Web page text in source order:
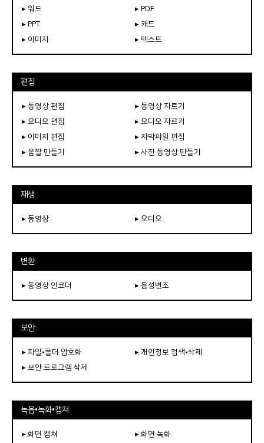
▸ 워드
▸ PDF
▸ PPT
▸ 캐드
▸ 이미지
▸ 텍스트
편집
▸ 동영상 편집
▸ 동영상 자르기
▸ 오디오 편집
▸ 오디오 자르기
▸ 이미지 편집
▸ 자막파일 편집
▸ 움짤 만들기
▸ 사진 동영상 만들기
재생
▸ 동영상 ▸ 오디오
변환
▸ 동영상 인코더 ▸ 음성변조
보안
▸ 파일•폴더 암호화
▸ 개인정보 검색•삭제
▸ 보안 프로그램 삭제
녹음•녹화•캡쳐
▸ 화면 캡쳐
▸ 화면 녹화